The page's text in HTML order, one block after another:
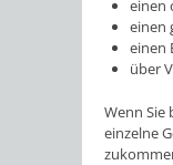
einen
einen
einen
über
Wenn
einzelne